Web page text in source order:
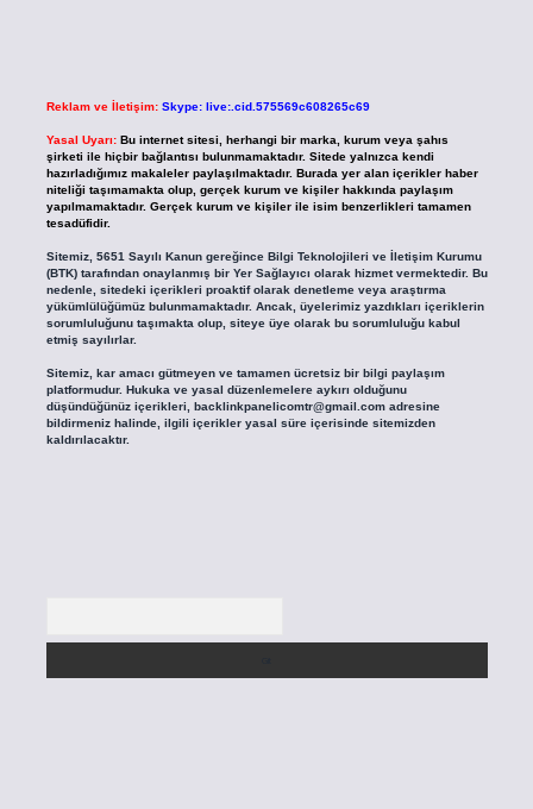
Reklam ve İletişim: Skype: live:.cid.575569c608265c69
Yasal Uyarı: Bu internet sitesi, herhangi bir marka, kurum veya şahıs
şirketi ile hiçbir bağlantısı bulunmamaktadır. Sitede yalnızca kendi
hazırladığımız makaleler paylaşılmaktadır. Burada yer alan içerikler haber
niteliği taşımamakta olup, gerçek kurum ve kişiler hakkında paylaşım
yapılmamaktadır. Gerçek kurum ve kişiler ile isim benzerlikleri tamamen
tesadüfidir.
Sitemiz, 5651 Sayılı Kanun gereğince Bilgi Teknolojileri ve İletişim Kurumu
(BTK) tarafından onaylanmış bir Yer Sağlayıcı olarak hizmet vermektedir. Bu
nedenle, sitedeki içerikleri proaktif olarak denetleme veya araştırma
yükümlülüğümüz bulunmamaktadır. Ancak, üyelerimiz yazdıkları içeriklerin
sorumluluğunu taşımakta olup, siteye üye olarak bu sorumluluğu kabul
etmiş sayılırlar.
Sitemiz, kar amacı gütmeyen ve tamamen ücretsiz bir bilgi paylaşım
platformudur. Hukuka ve yasal düzenlemelere aykırı olduğunu
düşündüğünüz içerikleri, backlinkpanelicomtr@gmail.comadresine
bildirmeniz halinde, ilgili içerikler yasal süre içerisinde sitemizden
kaldırılacaktır.